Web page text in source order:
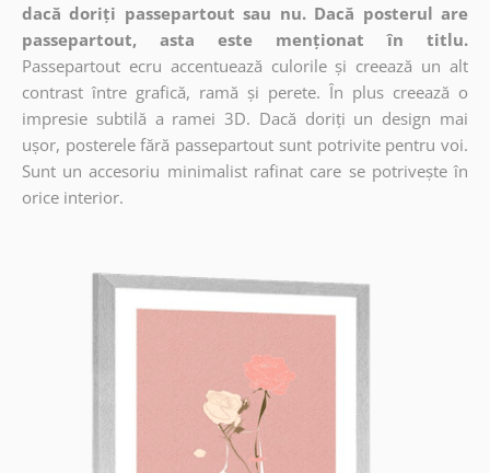
dacă doriți passepartout sau nu. Dacă posterul are
passepartout, asta este menționat în titlu.
Passepartout ecru accentuează culorile și creează un alt
contrast între grafică, ramă și perete. În plus creează o
impresie subtilă a ramei 3D. Dacă doriți un design mai
ușor, posterele fără passepartout sunt potrivite pentru voi.
Sunt un accesoriu minimalist rafinat care se potrivește în
orice interior.